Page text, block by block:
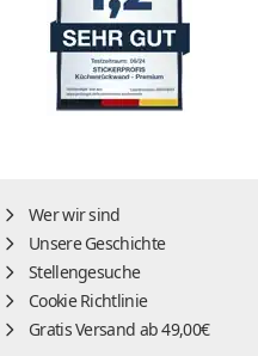
Wer wir sind
Unsere Geschichte
Stellengesuche
Cookie Richtlinie
Gratis Versand ab 49,00€